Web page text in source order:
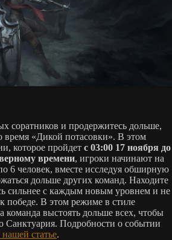
соратников и продержитесь дольше,
«Дикой потасовки». В этом
которое пройдет с 03:00 17 ноября до
времени, игроки начинают на
6 человек, вместе исследуя обширную
дольше других команд. Находите
сильнее с каждым новым уровнем и не
победе. В этом режиме в стиле
команда выстоять дольше всех, чтобы
Санктуария. Подробности о событии
нашей статье.